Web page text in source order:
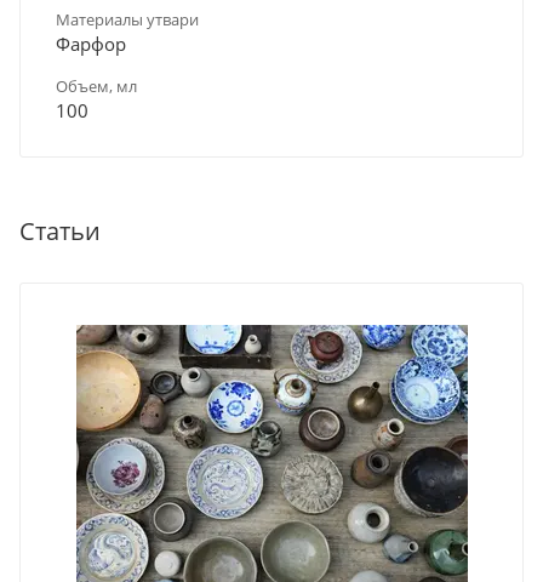
Материалы утвари
Фарфор
Объем, мл
100
Статьи